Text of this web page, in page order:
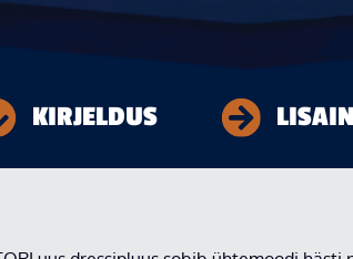
KIRJELDUS